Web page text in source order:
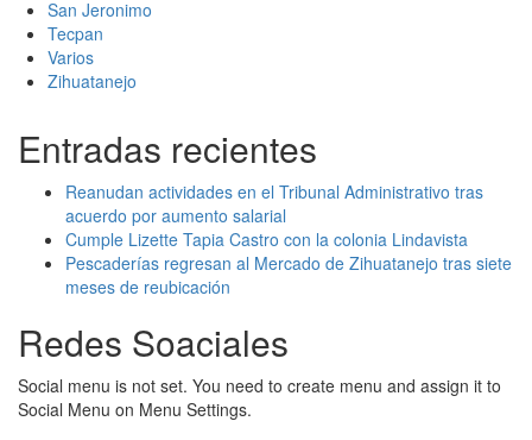
San Jeronimo
Tecpan
Varios
Zihuatanejo
Entradas recientes
Reanudan actividades en el Tribunal Administrativo tras
acuerdo por aumento salarial
Cumple Lizette Tapia Castro con la colonia Lindavista
Pescaderías regresan al Mercado de Zihuatanejo tras siete
meses de reubicación
Redes Soaciales
Social menu is not set. You need to create menu and assign it to
Social Menu on Menu Settings.